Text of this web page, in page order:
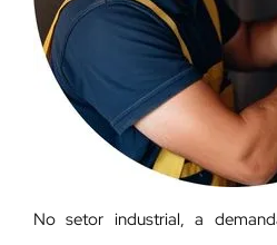
No setor industrial, a